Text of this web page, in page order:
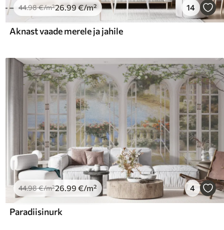
44.98€/m²26.99€/m² 14
Aknast vaade merele ja jahile
44.98€/m²26.99 €/m² 4
Paradiisinurk